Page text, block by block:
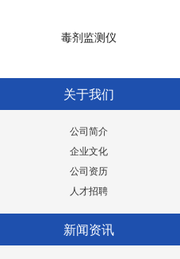
毒剂监测仪
关于我们
公司简介
企业文化
公司资历
人才招聘
新闻资讯